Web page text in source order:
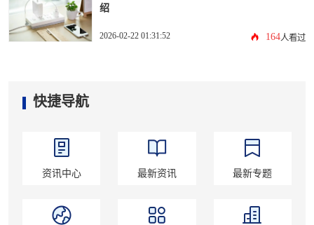
绍
2026-02-22 01:31:52 164人看过
快捷导航
资讯中心 最新资讯 最新专题